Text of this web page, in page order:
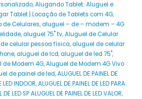
,Alugando Tablet: Aluguel e
Tablet | Locação de Tablets com 4G,
de Celulares,aluguel – de – modem – 4G
,aluguel 75" tv,Aluguel de Celular
celular pessoa física,aluguel de celular
,aluguel de lcd,aluguel de led 75",
de Modem 4G,Aluguel de Modem 4G Vivo
de painel de led,ALUGUEL DE PAINEL DE
LED INDOOR,ALUGUEL DE PAINEL DE LED PARA
DE LED SP ALUGUEL DE PAINEL DE LED VALOR,